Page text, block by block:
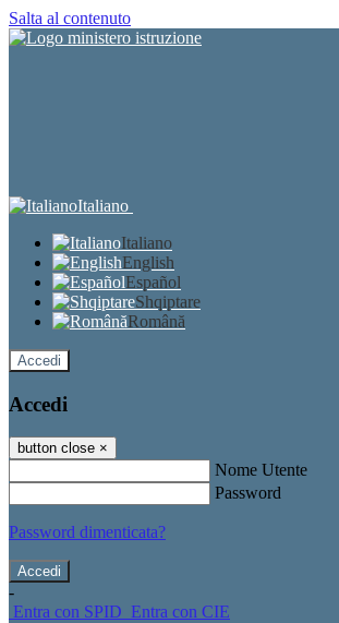
Salta al contenuto
Italiano
Italiano
English
Español
Shqiptare
Română
Accedi
Accedi
button close ×
Nome Utente
Password
Password dimenticata?
-
Entra con SPID Entra con CIE